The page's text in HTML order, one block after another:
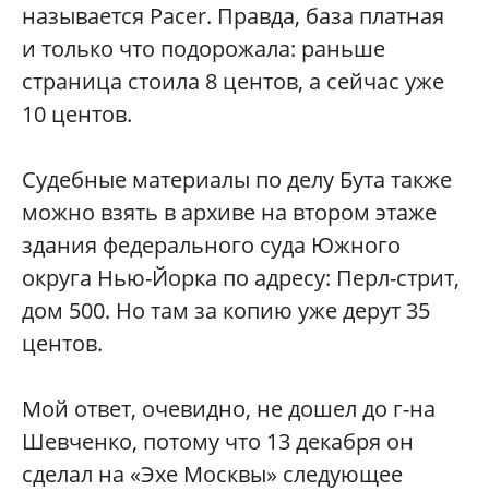
называется Pacer. Правда, база платная
и только что подорожала: раньше
страница стоила 8 центов, а сейчас уже
10 центов.
Судебные материалы по делу Бута также
можно взять в архиве на втором этаже
здания федерального суда Южного
округа Нью-Йорка по адресу: Перл-стрит,
дом 500. Но там за копию уже дерут 35
центов.
Мой ответ, очевидно, не дошел до г-на
Шевченко, потому что 13 декабря он
сделал на «Эхе Москвы» следующее